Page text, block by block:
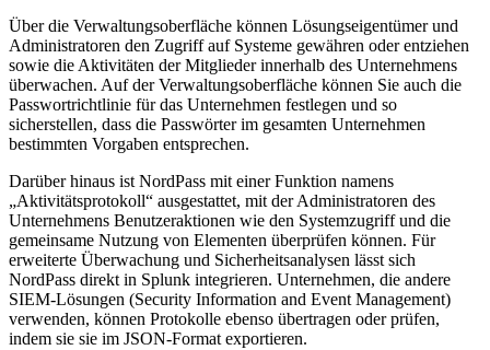
Über die Verwaltungsoberfläche können Lösungseigentümer und
Administratoren den Zugriff auf Systeme gewähren oder entziehen
sowie die Aktivitäten der Mitglieder innerhalb des Unternehmens
überwachen. Auf der Verwaltungsoberfläche können Sie auch die
Passwortrichtlinie für das Unternehmen festlegen und so
sicherstellen, dass die Passwörter im gesamten Unternehmen
bestimmten Vorgaben entsprechen.
Darüber hinaus ist NordPass mit einer Funktion namens
„Aktivitätsprotokoll“ ausgestattet, mit der Administratoren des
Unternehmens Benutzeraktionen wie den Systemzugriff und die
gemeinsame Nutzung von Elementen überprüfen können. Für
erweiterte Überwachung und Sicherheitsanalysen lässt sich
NordPass direkt in Splunk integrieren. Unternehmen, die andere
SIEM-Lösungen (Security Information and Event Management)
verwenden, können Protokolle ebenso übertragen oder prüfen,
indem sie sie im JSON-Format exportieren.